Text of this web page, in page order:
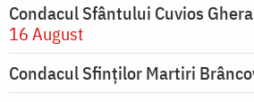
Condacul Sfântului Cuvios
16 August
Condacul Sfinților Martiri